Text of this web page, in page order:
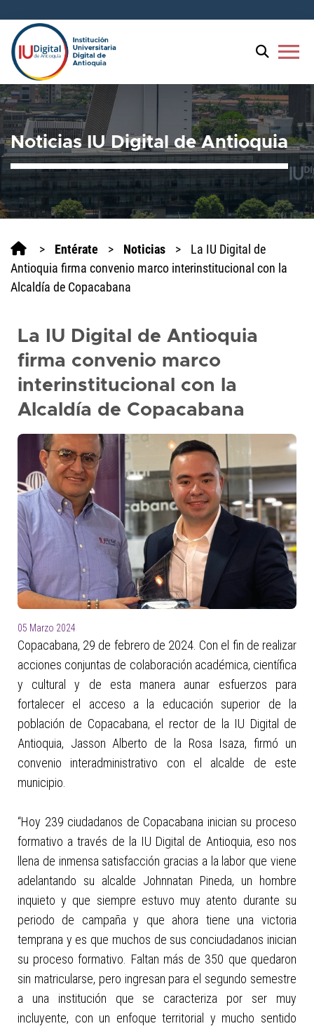
menu
Noticias IU Digital de Antioquia
> Entérate > Noticias >
La IU Digital de
Antioquia firma convenio marco interinstitucional con la
Alcaldía de Copacabana
La IU Digital de Antioquia
firma convenio marco
interinstitucional con la
Alcaldía de Copacabana
05 Marzo 2024
Copacabana, 29 de febrero de 2024. Con el fin de realizar
acciones conjuntas de colaboración académica, científica
y cultural y de esta manera aunar esfuerzos para
fortalecer el acceso a la educación superior de la
población de Copacabana, el rector de la IU Digital de
Antioquia, Jasson Alberto de la Rosa Isaza, firmó un
convenio interadministrativo con el alcalde de este
municipio.
“Hoy 239 ciudadanos de Copacabana inician su proceso
formativo a través de la IU Digital de Antioquia, eso nos
llena de inmensa satisfacción gracias a la labor que viene
adelantando su alcalde Johnnatan Pineda, un hombre
inquieto y que siempre estuvo muy atento durante su
periodo de campaña y que ahora tiene una victoria
temprana y es que muchos de sus conciudadanos inician
su proceso formativo. Faltan más de 350 que quedaron
sin matricularse, pero ingresan para el segundo semestre
a una institución que se caracteriza por ser muy
incluyente, con un enfoque territorial y mucho sentido